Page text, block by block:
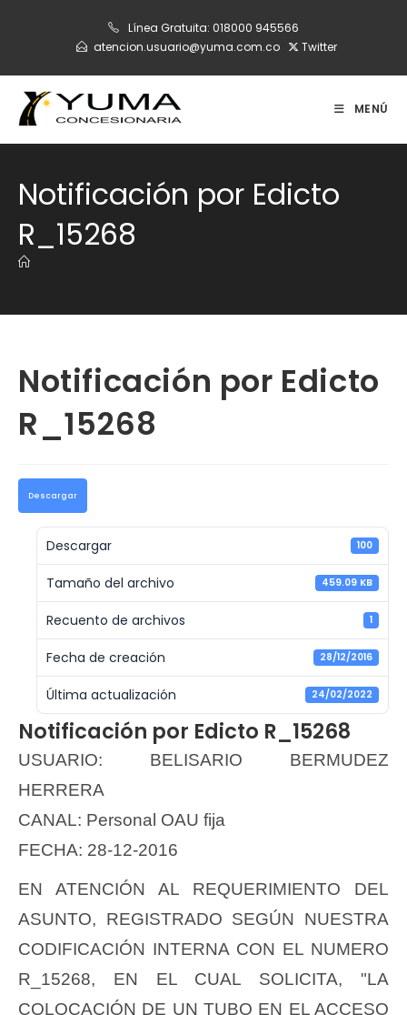
Línea Gratuita: 018000 945566
atencion.usuario@yuma.com.co
Twitter
MENÚ
Notificación por Edicto
R_15268
Notificación por Edicto
R_15268
Descargar
Descargar 100
Tamaño del archivo 459.09 KB
Recuento de archivos 1
Fecha de creación 28/12/2016
Última actualización 24/02/2022
Notificación por Edicto R_15268
USUARIO: BELISARIO BERMUDEZ
HERRERA
CANAL: Personal OAU fija
FECHA: 28-12-2016
EN ATENCIÓN AL REQUERIMIENTO DEL
ASUNTO, REGISTRADO SEGÚN NUESTRA
CODIFICACIÓN INTERNA CON EL NUMERO
R_15268, EN EL CUAL SOLICITA, "LA
COLOCACIÓN DE UN TUBO EN EL ACCESO